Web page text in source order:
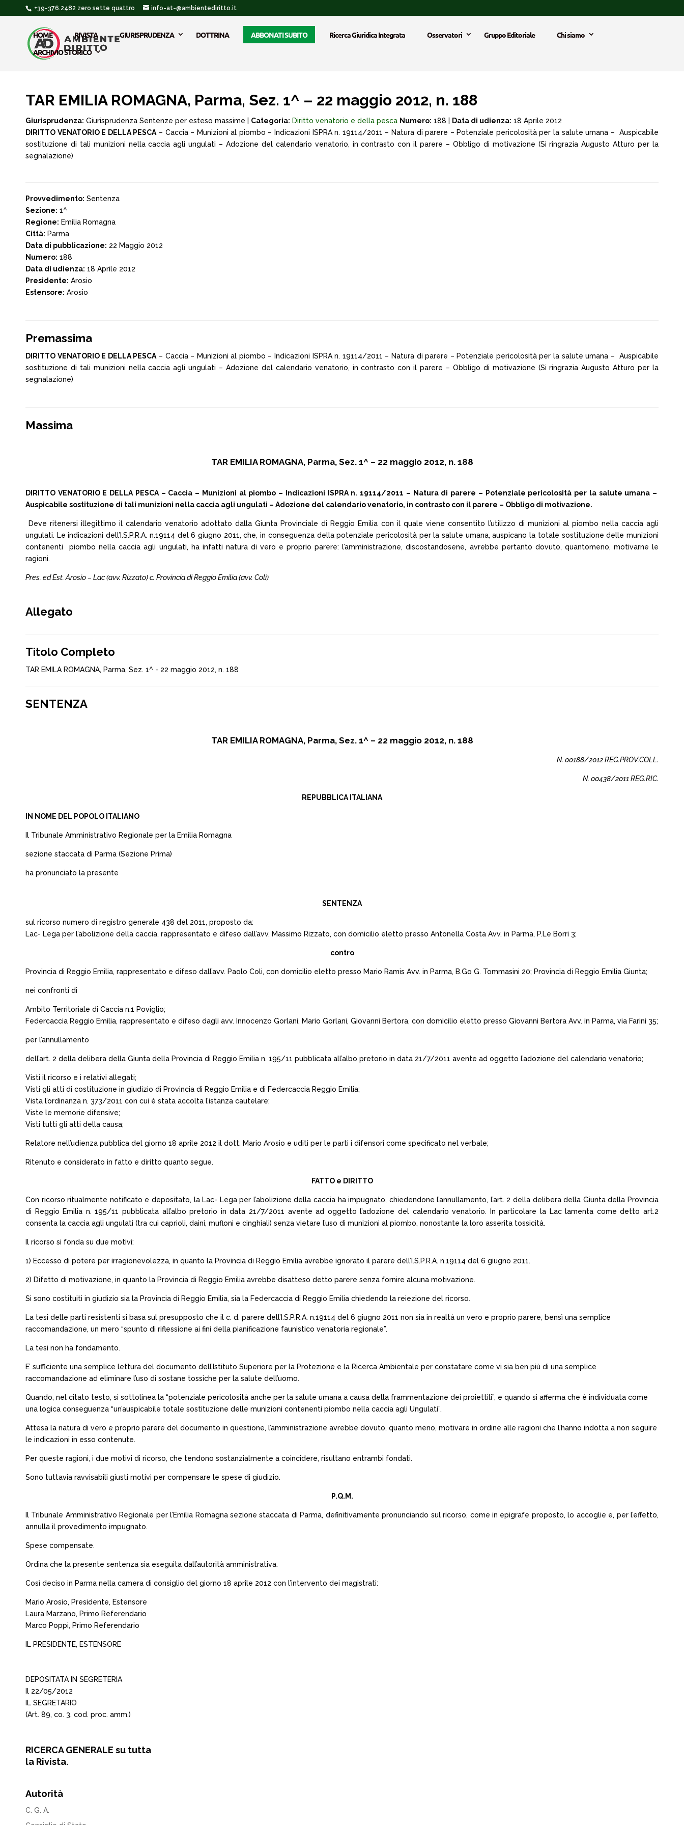
+39-376.2482 zero sette quattro info-at-@ambientediritto.it
HOME RIVISTA GIURISPRUDENZA DOTTRINA ABBONATI SUBITO Ricerca Giuridica Integrata Osservatori Gruppo Editoriale
Chi siamo
ARCHIVIO STORICO
TAR EMILIA ROMAGNA, Parma, Sez. 1^ – 22 maggio 2012, n. 188
Giurisprudenza: Giurisprudenza Sentenze per esteso massime | Categoria: Diritto venatorio e della pesca Numero: 188 | Data di udienza: 18 Aprile 2012
DIRITTO VENATORIO E DELLA PESCA – Caccia – Munizioni al piombo – Indicazioni ISPRA n. 19114/2011 – Natura di parere – Potenziale pericolosità per la salute umana – Auspicabile
sostituzione di tali munizioni nella caccia agli ungulati – Adozione del calendario venatorio, in contrasto con il parere – Obbligo di motivazione (Si ringrazia Augusto Atturo per la
segnalazione)
Provvedimento: Sentenza
Sezione: 1^
Regione: Emilia Romagna
Città: Parma
Data di pubblicazione: 22 Maggio 2012
Numero: 188
Data di udienza: 18 Aprile 2012
Presidente: Arosio
Estensore: Arosio
Premassima
DIRITTO VENATORIO E DELLA PESCA – Caccia – Munizioni al piombo – Indicazioni ISPRA n. 19114/2011 – Natura di parere – Potenziale pericolosità per la salute umana – Auspicabile
sostituzione di tali munizioni nella caccia agli ungulati – Adozione del calendario venatorio, in contrasto con il parere – Obbligo di motivazione (Si ringrazia Augusto Atturo per la
segnalazione)
Massima
TAR EMILIA ROMAGNA, Parma, Sez. 1^ – 22 maggio 2012, n. 188
DIRITTO VENATORIO E DELLA PESCA – Caccia – Munizioni al piombo – Indicazioni ISPRA n. 19114/2011 – Natura di parere – Potenziale pericolosità per la salute umana –
Auspicabile sostituzione di tali munizioni nella caccia agli ungulati – Adozione del calendario venatorio, in contrasto con il parere – Obbligo di motivazione.
Deve ritenersi illegittimo il calendario venatorio adottato dalla Giunta Provinciale di Reggio Emilia con il quale viene consentito l’utilizzo di munizioni al piombo nella caccia agli
ungulati. Le indicazioni dell’I.S.P.R.A. n.19114 del 6 giugno 2011, che, in conseguenza della potenziale pericolosità per la salute umana, auspicano la totale sostituzione delle munizioni
contenenti piombo nella caccia agli ungulati, ha infatti natura di vero e proprio parere: l’amministrazione, discostandosene, avrebbe pertanto dovuto, quantomeno, motivarne le
ragioni.
Pres. ed Est. Arosio – Lac (avv. Rizzato) c. Provincia di Reggio Emilia (avv. Coli)
Allegato
Titolo Completo
TAR EMILA ROMAGNA, Parma, Sez. 1^ - 22 maggio 2012, n. 188
SENTENZA
TAR EMILIA ROMAGNA, Parma, Sez. 1^ – 22 maggio 2012, n. 188
N. 00188/2012 REG.PROV.COLL.
N. 00438/2011 REG.RIC.
REPUBBLICA ITALIANA
IN NOME DEL POPOLO ITALIANO
Il Tribunale Amministrativo Regionale per la Emilia Romagna
sezione staccata di Parma (Sezione Prima)
ha pronunciato la presente
SENTENZA
sul ricorso numero di registro generale 438 del 2011, proposto da:
Lac- Lega per l’abolizione della caccia, rappresentato e difeso dall’avv. Massimo Rizzato, con domicilio eletto presso Antonella Costa Avv. in Parma, P.Le Borri 3;
contro
Provincia di Reggio Emilia, rappresentato e difeso dall’avv. Paolo Coli, con domicilio eletto presso Mario Ramis Avv. in Parma, B.Go G. Tommasini 20; Provincia di Reggio Emilia Giunta;
nei confronti di
Ambito Territoriale di Caccia n.1 Poviglio;
Federcaccia Reggio Emilia, rappresentato e difeso dagli avv. Innocenzo Gorlani, Mario Gorlani, Giovanni Bertora, con domicilio eletto presso Giovanni Bertora Avv. in Parma, via Farini 35;
per l’annullamento
dell’art. 2 della delibera della Giunta della Provincia di Reggio Emilia n. 195/11 pubblicata all’albo pretorio in data 21/7/2011 avente ad oggetto l’adozione del calendario venatorio;
Visti il ricorso e i relativi allegati;
Visti gli atti di costituzione in giudizio di Provincia di Reggio Emilia e di Federcaccia Reggio Emilia;
Vista l’ordinanza n. 373/2011 con cui è stata accolta l’istanza cautelare;
Viste le memorie difensive;
Visti tutti gli atti della causa;
Relatore nell’udienza pubblica del giorno 18 aprile 2012 il dott. Mario Arosio e uditi per le parti i difensori come specificato nel verbale;
Ritenuto e considerato in fatto e diritto quanto segue.
FATTO e DIRITTO
Con ricorso ritualmente notificato e depositato, la Lac- Lega per l’abolizione della caccia ha impugnato, chiedendone l’annullamento, l’art. 2 della delibera della Giunta della Provincia
di Reggio Emilia n. 195/11 pubblicata all’albo pretorio in data 21/7/2011 avente ad oggetto l’adozione del calendario venatorio. In particolare la Lac lamenta come detto art.2
consenta la caccia agli ungulati (tra cui caprioli, daini, mufloni e cinghiali) senza vietare l’uso di munizioni al piombo, nonostante la loro asserita tossicità.
Il ricorso si fonda su due motivi:
1) Eccesso di potere per irragionevolezza, in quanto la Provincia di Reggio Emilia avrebbe ignorato il parere dell’I.S.P.R.A. n.19114 del 6 giugno 2011.
2) Difetto di motivazione, in quanto la Provincia di Reggio Emilia avrebbe disatteso detto parere senza fornire alcuna motivazione.
Si sono costituiti in giudizio sia la Provincia di Reggio Emilia, sia la Federcaccia di Reggio Emilia chiedendo la reiezione del ricorso.
La tesi delle parti resistenti si basa sul presupposto che il c. d. parere dell’I.S.P.R.A. n.19114 del 6 giugno 2011 non sia in realtà un vero e proprio parere, bensì una semplice
raccomandazione, un mero “spunto di riflessione ai fini della pianificazione faunistico venatoria regionale”.
La tesi non ha fondamento.
E’ sufficiente una semplice lettura del documento dell’Istituto Superiore per la Protezione e la Ricerca Ambientale per constatare come vi sia ben più di una semplice
raccomandazione ad eliminare l’uso di sostane tossiche per la salute dell’uomo.
Quando, nel citato testo, si sottolinea la “potenziale pericolosità anche per la salute umana a causa della frammentazione dei proiettili”, e quando si afferma che è individuata come
una logica conseguenza “un’auspicabile totale sostituzione delle munizioni contenenti piombo nella caccia agli Ungulati”.
Attesa la natura di vero e proprio parere del documento in questione, l’amministrazione avrebbe dovuto, quanto meno, motivare in ordine alle ragioni che l’hanno indotta a non seguire
le indicazioni in esso contenute.
Per queste ragioni, i due motivi di ricorso, che tendono sostanzialmente a coincidere, risultano entrambi fondati.
Sono tuttavia ravvisabili giusti motivi per compensare le spese di giudizio.
P.Q.M.
Il Tribunale Amministrativo Regionale per l’Emilia Romagna sezione staccata di Parma, definitivamente pronunciando sul ricorso, come in epigrafe proposto, lo accoglie e, per l’effetto,
annulla il provedimento impugnato.
Spese compensate.
Ordina che la presente sentenza sia eseguita dall’autorità amministrativa.
Così deciso in Parma nella camera di consiglio del giorno 18 aprile 2012 con l’intervento dei magistrati:
Mario Arosio, Presidente, Estensore
Laura Marzano, Primo Referendario
Marco Poppi, Primo Referendario
IL PRESIDENTE, ESTENSORE
DEPOSITATA IN SEGRETERIA
Il 22/05/2012
IL SEGRETARIO
(Art. 89, co. 3, cod. proc. amm.)
RICERCA GENERALE su tutta
la Rivista.
Autorità
C. G. A.